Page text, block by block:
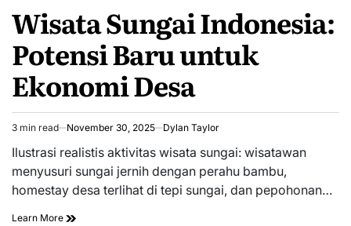
Wisata Sungai Indonesia:
Potensi Baru untuk
Ekonomi Desa
Estimated
read
time
3 min read November 30, 2025 Dylan Taylor
Ilustrasi realistis aktivitas wisata sungai: wisatawan
menyusuri sungai jernih dengan perahu bambu,
homestay desa terlihat di tepi sungai, dan pepohonan…
Learn More